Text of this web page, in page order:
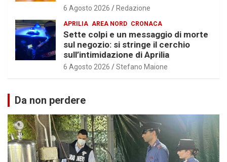
6 Agosto 2026 Redazione
APRILIA AREA NORD CRONACA
Sette colpi e un messaggio di morte
sul negozio: si stringe il cerchio
sull’intimidazione di Aprilia
6 Agosto 2026 Stefano Maione
Da non perdere